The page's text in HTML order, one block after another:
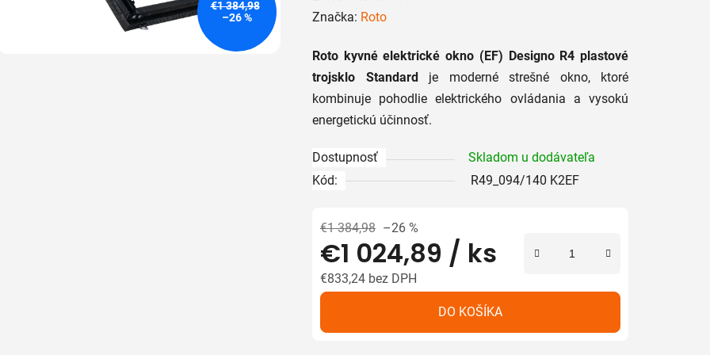
hodnotenie
je
5,0
z
5
Značka: Roto
Roto kyvné elektrické okno (EF) Designo R4 plastové
trojsklo Standardje moderné strešné okno, ktoré
kombinuje pohodlie elektrického ovládania a vysokú
energetickú účinnosť.
Dostupnosť
Skladom u dodávateľa
Kód:
R49_094/140 K2EF
€1 384,98 –26 %
€1 024,89 / ks
€833,24 bez DPH
DO KOŠÍKA
€1 384,98
–26 %